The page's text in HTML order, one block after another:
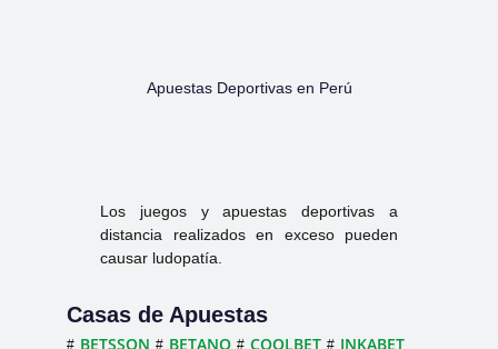
Apuestas Deportivas en Perú
Los juegos y apuestas deportivas a
distancia realizados en exceso pueden
causar ludopatía.
Casas de Apuestas
BETSSON BETANO COOLBET INKABET